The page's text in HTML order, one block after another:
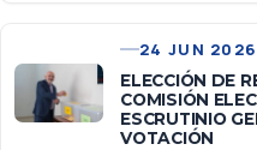
24 JUN 2026
ELECCIÓN DE
COMISIÓN
ESCRUTINIO
VOTACIÓN